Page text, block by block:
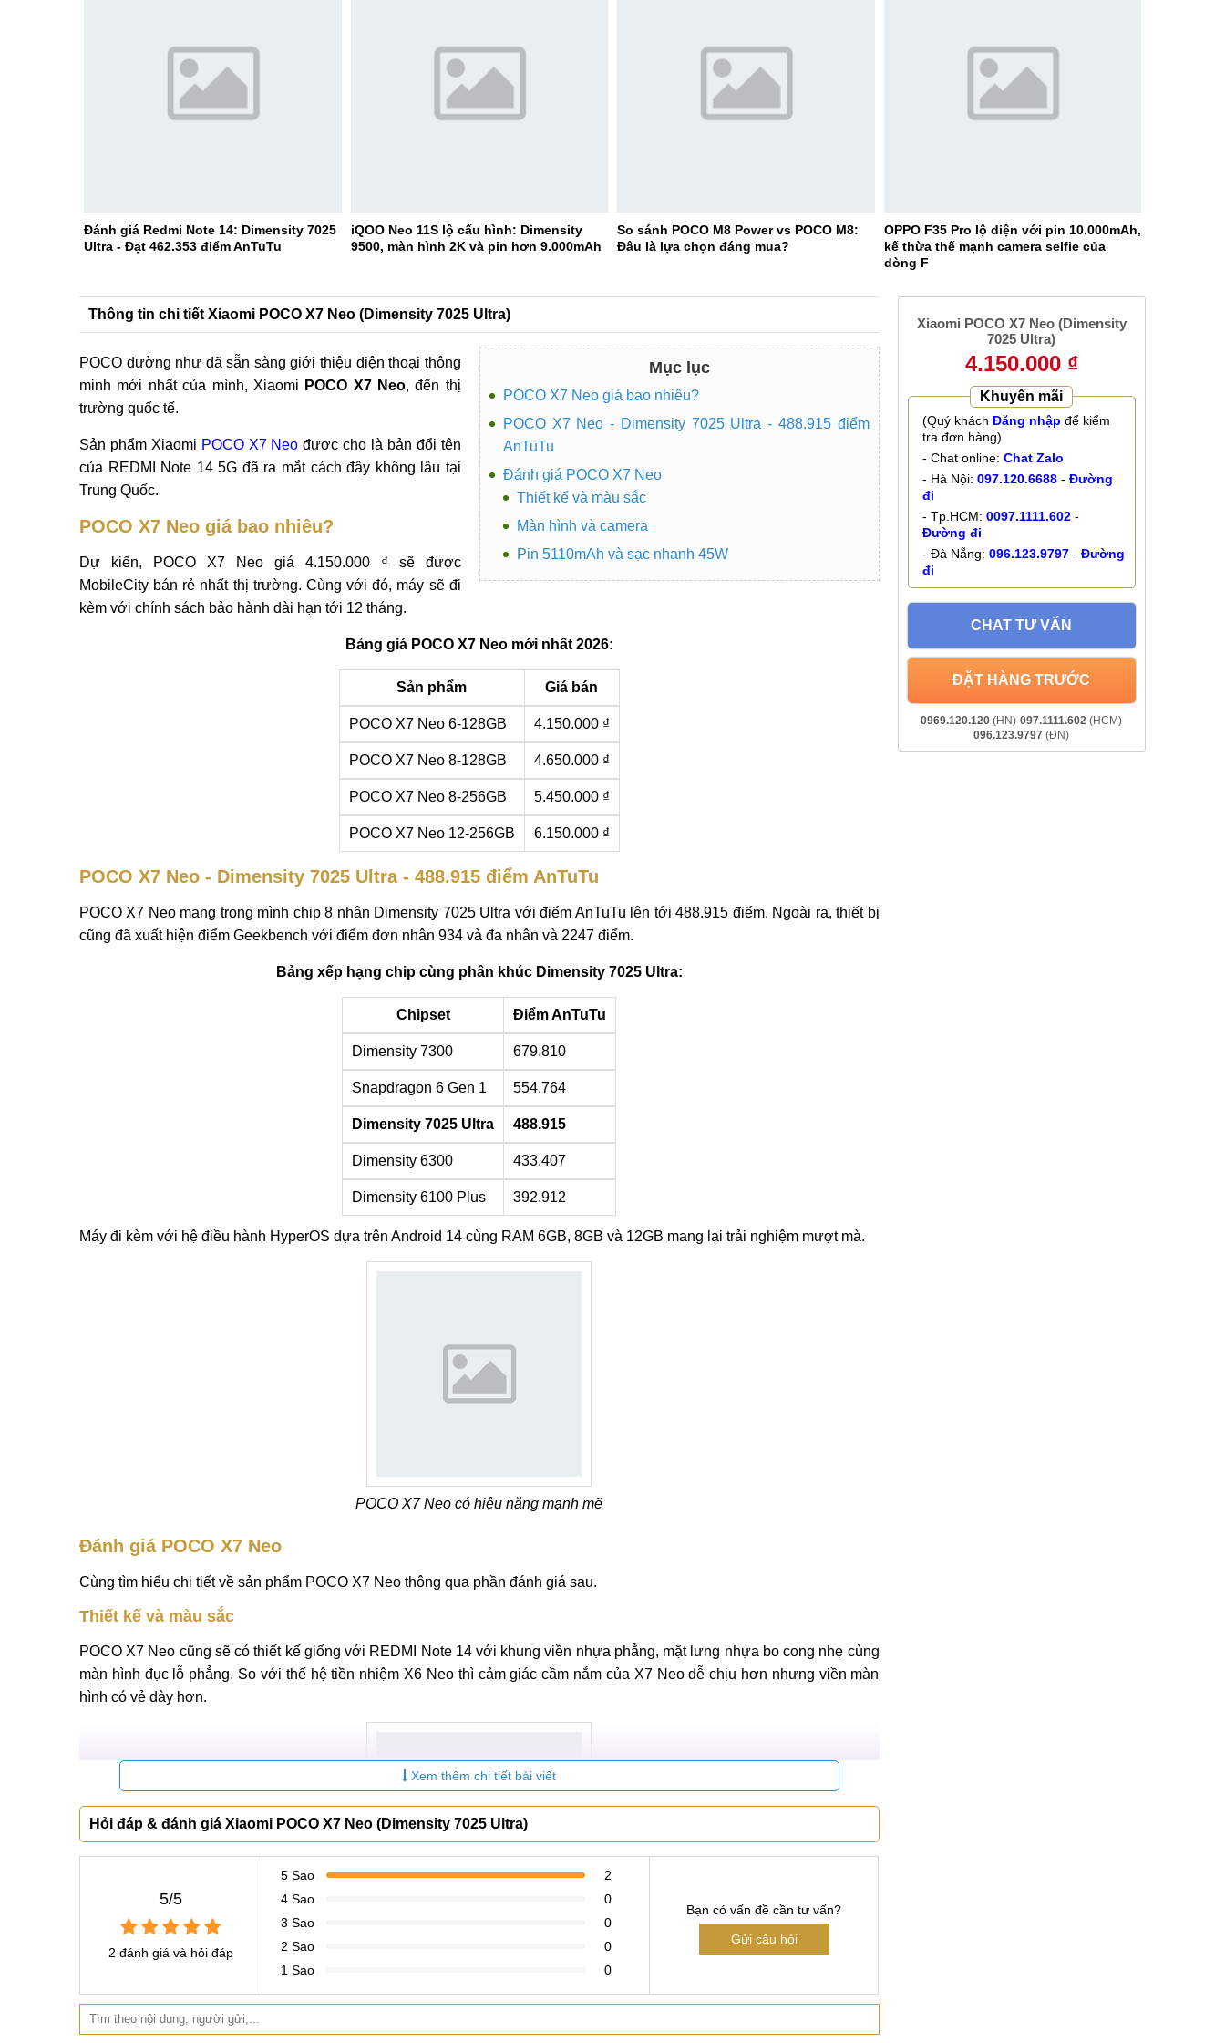
Đánh giá Redmi Note 14: Dimensity 7025
Ultra - Đạt 462.353 điểm AnTuTu
iQOO Neo 11S lộ cấu hình: Dimensity
9500, màn hình 2K và pin hơn 9.000mAh
So sánh POCO M8 Power vs POCO M8:
Đâu là lựa chọn đáng mua?
OPPO F35 Pro lộ diện với pin 10.000mAh,
kế thừa thế mạnh camera selfie của
dòng F
Thông tin chi tiết Xiaomi POCO X7 Neo (Dimensity 7025 Ultra)
Mục lục
POCO X7 Neo giá bao nhiêu?
POCO X7 Neo - Dimensity 7025 Ultra - 488.915 điểm
AnTuTu
Đánh giá POCO X7 Neo
Thiết kế và màu sắc
Màn hình và camera
Pin 5110mAh và sạc nhanh 45W
POCO dường như đã sẵn sàng giới thiệu điện thoại thông
minh mới nhất của mình, Xiaomi POCO X7 Neo, đến thị
trường quốc tế.
Sản phẩm Xiaomi POCO X7 Neo được cho là bản đổi tên
của REDMI Note 14 5G đã ra mắt cách đây không lâu tại
Trung Quốc.
POCO X7 Neo giá bao nhiêu?
Dự kiến, POCO X7 Neo giá 4.150.000 ₫ sẽ được
MobileCity bán rẻ nhất thị trường. Cùng với đó, máy sẽ đi
kèm với chính sách bảo hành dài hạn tới 12 tháng.
Bảng giá POCO X7 Neo mới nhất 2026:
Sản phẩm Giá bán
POCO X7 Neo 6-128GB 4.150.000 ₫
POCO X7 Neo 8-128GB 4.650.000 ₫
POCO X7 Neo 8-256GB 5.450.000 ₫
POCO X7 Neo 12-256GB 6.150.000 ₫
POCO X7 Neo - Dimensity 7025 Ultra - 488.915 điểm AnTuTu
POCO X7 Neo mang trong mình chip 8 nhân Dimensity 7025 Ultra với điểm AnTuTu lên tới 488.915 điểm. Ngoài ra, thiết bị
cũng đã xuất hiện điểm Geekbench với điểm đơn nhân 934 và đa nhân và 2247 điểm.
Bảng xếp hạng chip cùng phân khúc Dimensity 7025 Ultra:
Chipset Điểm AnTuTu
Dimensity 7300 679.810
Snapdragon 6 Gen 1 554.764
Dimensity 7025 Ultra 488.915
Dimensity 6300 433.407
Dimensity 6100 Plus 392.912
Máy đi kèm với hệ điều hành HyperOS dựa trên Android 14 cùng RAM 6GB, 8GB và 12GB mang lại trải nghiệm mượt mà.
POCO X7 Neo có hiệu năng mạnh mẽ
Đánh giá POCO X7 Neo
Cùng tìm hiểu chi tiết về sản phẩm POCO X7 Neo thông qua phần đánh giá sau.
Thiết kế và màu sắc
POCO X7 Neo cũng sẽ có thiết kế giống với REDMI Note 14 với khung viền nhựa phẳng, mặt lưng nhựa bo cong nhẹ cùng
màn hình đục lỗ phẳng. So với thế hệ tiền nhiệm X6 Neo thì cảm giác cầm nắm của X7 Neo dễ chịu hơn nhưng viền màn
hình có vẻ dày hơn.
Về màu sắc, POCO X7 Neo sẽ có các màu Đen, Trắng và Tím. Hãy cùng đợi xem thông tin rò rỉ về màu sắc có đúng không
nhé!
Xem thêm chi tiết bài viết
Hỏi đáp & đánh giá Xiaomi POCO X7 Neo (Dimensity 7025 Ultra)
5/5
2 đánh giá và hỏi đáp
5 Sao
2
4 Sao
0
3 Sao
0
2 Sao
0
1 Sao
0
Bạn có vấn đề cần tư vấn?
Gửi câu hỏi
Xiaomi POCO X7 Neo (Dimensity
7025 Ultra)
4.150.000 ₫
Khuyến mãi
(Quý khách Đăng nhập để kiểm
tra đơn hàng)
- Chat online: Chat Zalo
- Hà Nội: 097.120.6688- Đường
đi
- Tp.HCM: 0097.1111.602-
Đường đi
- Đà Nẵng: 096.123.9797- Đường
đi
CHAT TƯ VẤN
ĐẶT HÀNG TRƯỚC
0969.120.120 (HN) 097.1111.602 (HCM)
096.123.9797 (ĐN)